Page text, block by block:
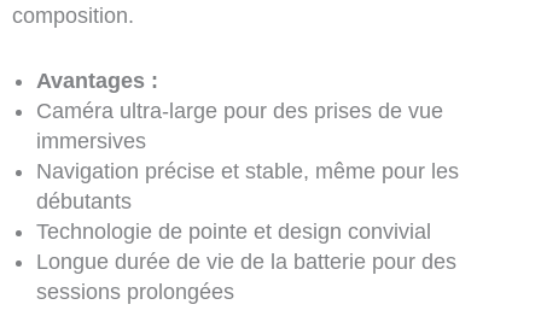
composition.
Avantages :
Caméra ultra-large pour des prises de vue
immersives
Navigation précise et stable, même pour les
débutants
Technologie de pointe et design convivial
Longue durée de vie de la batterie pour des
sessions prolongées